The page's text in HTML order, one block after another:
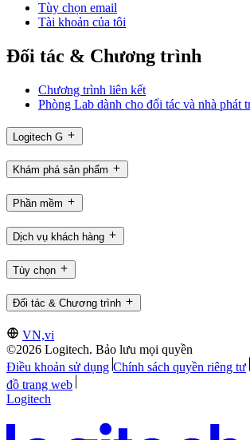
Tùy chọn email
Tài khoản của tôi
Đối tác & Chương trình
Chương trình liên kết
Phòng Lab dành cho đối tác và nhà phát
Logitech G
Khám phá sản phẩm
Phần mềm
Dịch vụ khách hàng
Tùy chọn
Đối tác & Chương trình
VN,vi
©2026 Logitech. Bảo lưu mọi quyền
Điều khoản sử dụng Chính sách quyền riêng tư
đồ trang web
Logitech